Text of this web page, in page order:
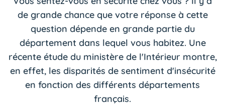
de grande chance que votre réponse à cette
question dépende en grande partie du
département dans lequel vous habitez. Une
récente étude du ministère de l'Intérieur montre,
en effet, les disparités de sentiment d'insécurité
en fonction des différents départements
français.